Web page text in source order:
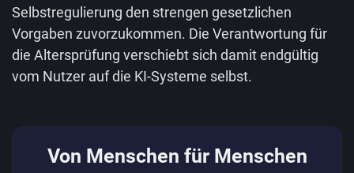
Selbstregulierung den strengen gesetzlichen
Vorgaben zuvorzukommen. Die Verantwortung für
die Altersprüfung verschiebt sich damit endgültig
vom Nutzer auf die KI-Systeme selbst.
Von Menschen für Menschen